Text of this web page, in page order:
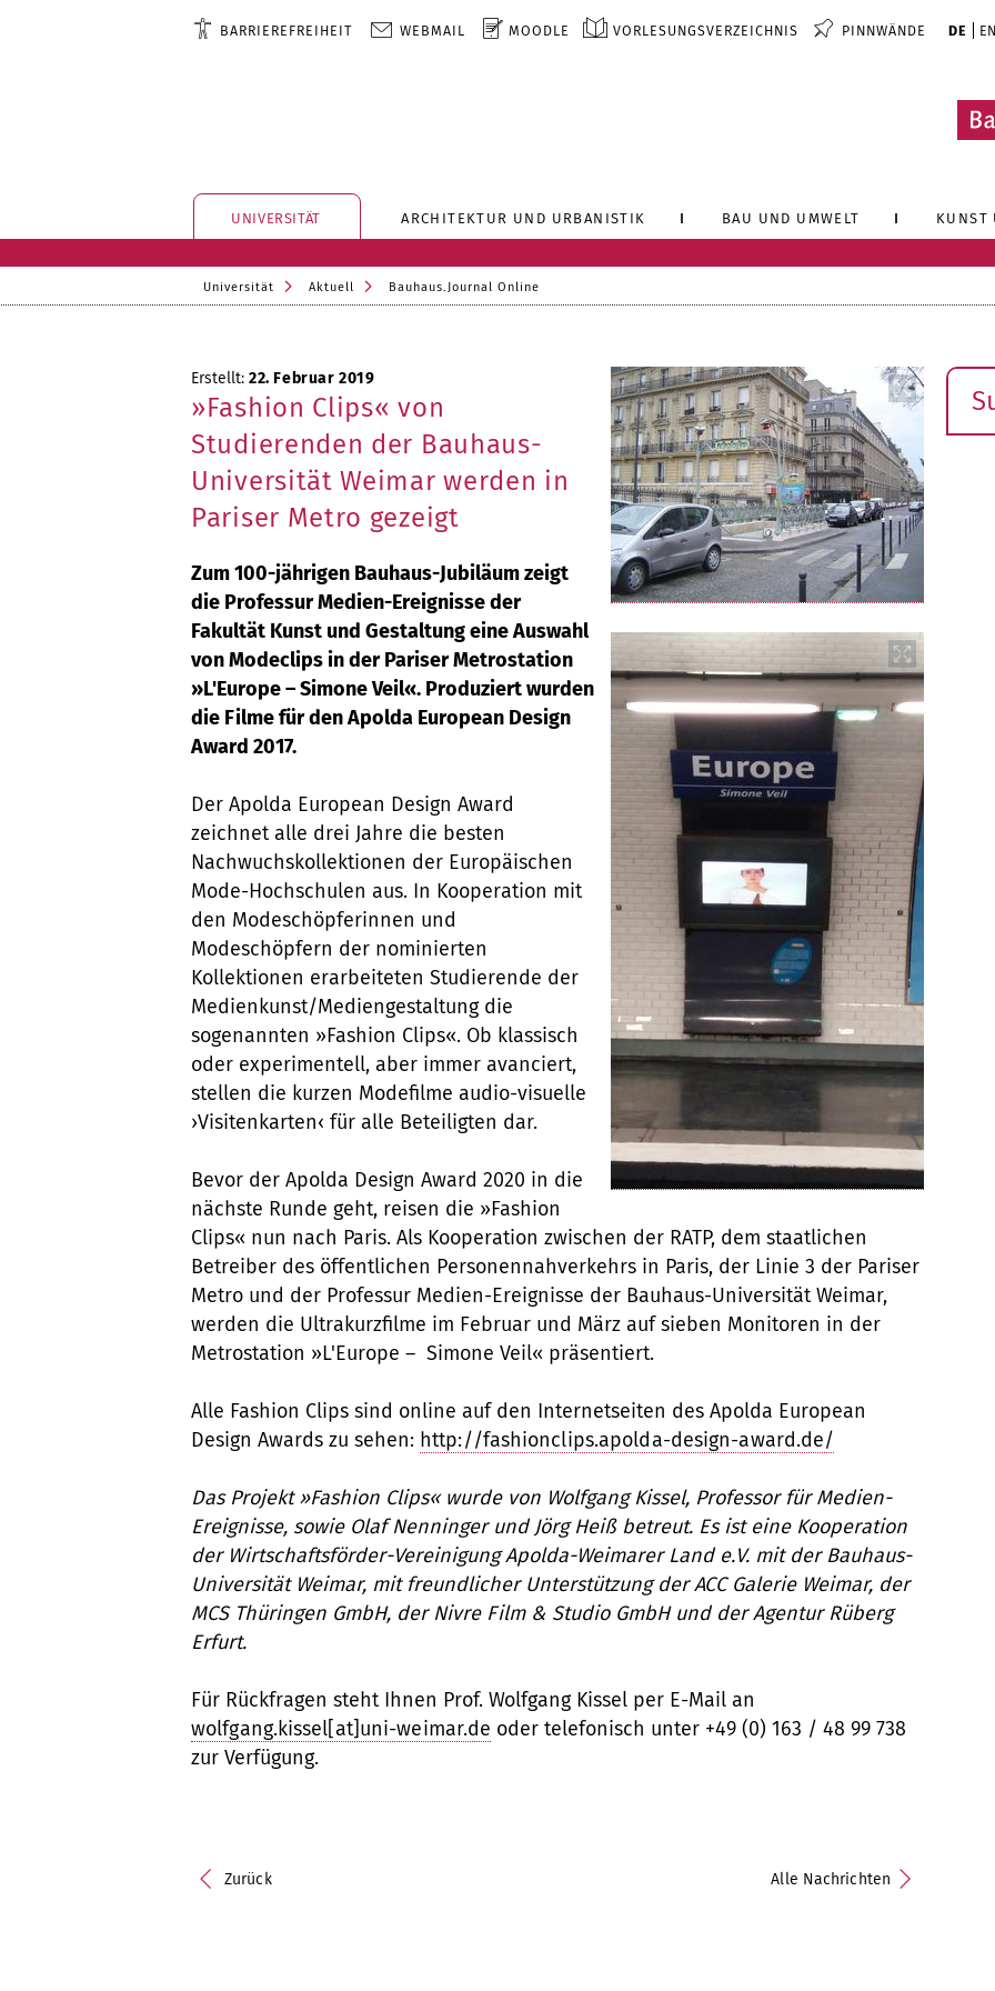
BARRIEREFREIHEIT WEBMAIL MOODLE VORLESUNGSVERZEICHNIS PINNWÄNDE DE EN
UNIVERSITÄT ARCHITEKTUR UND URBANISTIK BAU UND UMWELT KUNST
Universität Aktuell Bauhaus.Journal Online
Erstellt: 22. Februar 2019
»Fashion Clips« von
Studierenden der Bauhaus-
Universität Weimar werden in
Pariser Metro gezeigt
Zum 100-jährigen Bauhaus-Jubiläum zeigt
die Professur Medien-Ereignisse der
Fakultät Kunst und Gestaltung eine Auswahl
von Modeclips in der Pariser Metrostation
»L'Europe – Simone Veil«. Produziert wurden
die Filme für den Apolda European Design
Award 2017.
Der Apolda European Design Award
zeichnet alle drei Jahre die besten
Nachwuchskollektionen der Europäischen
Mode-Hochschulen aus. In Kooperation mit
den Modeschöpferinnen und
Modeschöpfern der nominierten
Kollektionen erarbeiteten Studierende der
Medienkunst/Mediengestaltung die
sogenannten »Fashion Clips«. Ob klassisch
oder experimentell, aber immer avanciert,
stellen die kurzen Modefilme audio-visuelle
›Visitenkarten‹ für alle Beteiligten dar.
Bevor der Apolda Design Award 2020 in die
nächste Runde geht, reisen die »Fashion
Clips« nun nach Paris. Als Kooperation zwischen der RATP, dem staatlichen
Betreiber des öffentlichen Personennahverkehrs in Paris, der Linie 3 der Pariser
Metro und der Professur Medien-Ereignisse der Bauhaus-Universität Weimar,
werden die Ultrakurzfilme im Februar und März auf sieben Monitoren in der
Metrostation »L'Europe – Simone Veil« präsentiert.
Alle Fashion Clips sind online auf den Internetseiten des Apolda European
Design Awards zu sehen: http://fashionclips.apolda-design-award.de/
Das Projekt »Fashion Clips« wurde von Wolfgang Kissel, Professor für Medien-
Ereignisse, sowie Olaf Nenninger und Jörg Heiß betreut. Es ist eine Kooperation
der Wirtschaftsförder-Vereinigung Apolda-Weimarer Land e.V. mit der Bauhaus-
Universität Weimar, mit freundlicher Unterstützung der ACC Galerie Weimar, der
MCS Thüringen GmbH, der Nivre Film & Studio GmbH und der Agentur Rüberg
Erfurt.
Für Rückfragen steht Ihnen Prof. Wolfgang Kissel per E-Mail an
wolfgang.kissel[at]uni-weimar.de oder telefonisch unter +49 (0) 163 / 48 99 738
zur Verfügung.
Zurück Alle Nachrichten
Suche